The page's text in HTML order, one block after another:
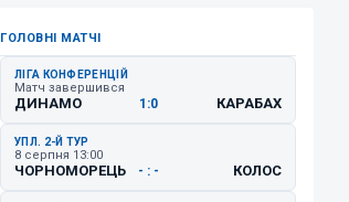
ГОЛОВНІ МАТЧІ
ЛІГА КОНФЕРЕНЦІЙ
Матч завершився
ДИНАМО 1:0 КАРАБАХ
УПЛ. 2-Й ТУР
8 серпня 13:00
ЧОРНОМОРЕЦЬ - : - КОЛОС